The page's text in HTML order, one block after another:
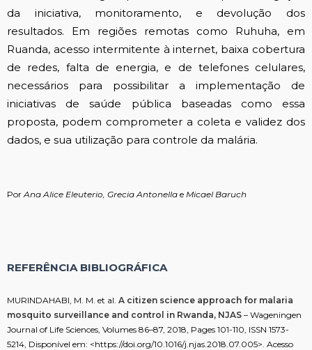
da iniciativa, monitoramento, e devolução dos
resultados. Em regiões remotas como Ruhuha, em
Ruanda, acesso intermitente à internet, baixa cobertura
de redes, falta de energia, e de telefones celulares,
necessários para possibilitar a implementação de
iniciativas de saúde pública baseadas como essa
proposta, podem comprometer a coleta e validez dos
dados, e sua utilização para controle da malária.
Por Ana Alice Eleuterio, Grecia Antonella e Micael Baruch
REFERÊNCIA BIBLIOGRÁFICA
MURINDAHABI, M. M. et al. A citizen science approach for malaria
mosquito surveillance and control in Rwanda, NJAS – Wageningen
Journal of Life Sciences, Volumes 86–87, 2018, Pages 101-110, ISSN 1573-
5214, Disponível em: <https://doi.org/10.1016/j.njas.2018.07.005>. Acesso